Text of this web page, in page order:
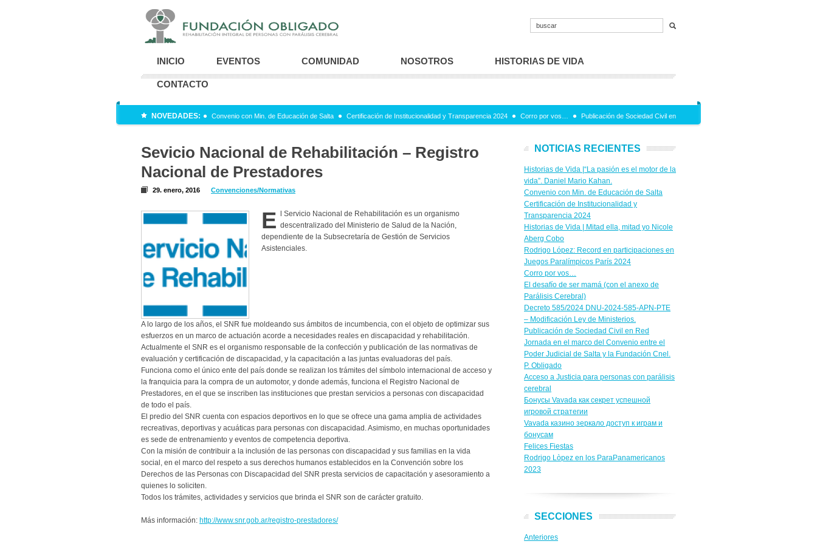
INICIO EVENTOS COMUNIDAD NOSOTROS HISTORIAS DE VIDA
CONTACTO
NOVEDADES: Convenio con Min. de Educación de Salta Certificación de Institucionalidad y Transparencia 2024 Corro por vos… Publicación de Sociedad Civil en Red
Sevicio Nacional de Rehabilitación – Registro
Nacional de Prestadores
29. enero, 2016 Convenciones/Normativas
E
l Servicio Nacional de Rehabilitación es un organismo
descentralizado del Ministerio de Salud de la Nación,
dependiente de la Subsecretaría de Gestión de Servicios
Asistenciales.
A lo largo de los años, el SNR fue moldeando sus ámbitos de incumbencia, con el objeto de optimizar sus
esfuerzos en un marco de actuación acorde a necesidades reales en discapacidad y rehabilitación.
Actualmente el SNR es el organismo responsable de la confección y publicación de las normativas de
evaluación y certificación de discapacidad, y la capacitación a las juntas evaluadoras del país.
Funciona como el único ente del país donde se realizan los trámites del símbolo internacional de acceso y
la franquicia para la compra de un automotor, y donde además, funciona el Registro Nacional de
Prestadores, en el que se inscriben las instituciones que prestan servicios a personas con discapacidad
de todo el país.
El predio del SNR cuenta con espacios deportivos en lo que se ofrece una gama amplia de actividades
recreativas, deportivas y acuáticas para personas con discapacidad. Asimismo, en muchas oportunidades
es sede de entrenamiento y eventos de competencia deportiva.
Con la misión de contribuir a la inclusión de las personas con discapacidad y sus familias en la vida
social, en el marco del respeto a sus derechos humanos establecidos en la Convención sobre los
Derechos de las Personas con Discapacidad del SNR presta servicios de capacitación y asesoramiento a
quienes lo soliciten.
Todos los trámites, actividades y servicios que brinda el SNR son de carácter gratuito.
Más información: http://www.snr.gob.ar/registro-prestadores/
NOTICIAS RECIENTES
Historias de Vida |“La pasión es el motor de la
vida”. Daniel Mario Kahan.
Convenio con Min. de Educación de Salta
Certificación de Institucionalidad y
Transparencia 2024
Historias de Vida | Mitad ella, mitad yo Nicole
Aberg Cobo
Rodrigo López: Record en participaciones en
Juegos Paralímpicos París 2024
Corro por vos…
El desafío de ser mamá (con el anexo de
Parálisis Cerebral)
Decreto 585/2024 DNU-2024-585-APN-PTE
– Modificación Ley de Ministerios.
Publicación de Sociedad Civil en Red
Jornada en el marco del Convenio entre el
Poder Judicial de Salta y la Fundación Cnel.
P. Obligado
Acceso a Justicia para personas con parálisis
cerebral
Бонусы Vavada как секрет успешной
игровой стратегии
Vavada казино зеркало доступ к играм и
бонусам
Felices Fiestas
Rodrigo Lòpez en los ParaPanamericanos
2023
SECCIONES
Anteriores